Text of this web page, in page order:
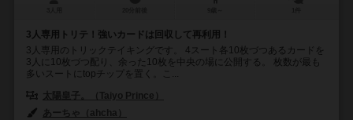
3人専用トリテ！強いカードは回収して再利用！
3人専用のトリックテイキングです。 4スート各10枚づつあるカードを
3人に10枚づつ配り、余った10枚を中央の場に公開する。 枚数が最も
多いスートにtopチップを置く。こ...
太陽皇子。（Taiyo Prince）
あーちゃ（ahcha）